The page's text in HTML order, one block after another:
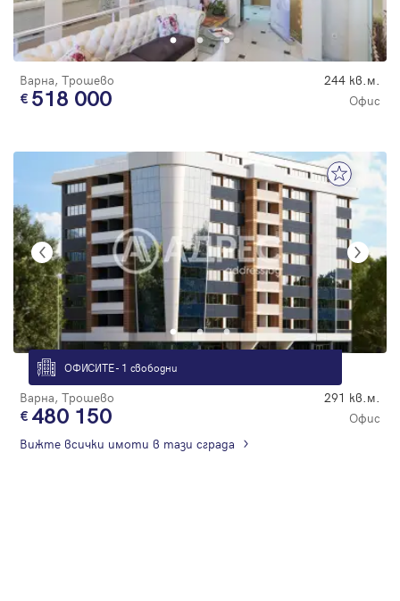
Варна, Трошево 244 кв.м.
518 000 Офис
ОФИСИТЕ - 1 свободни
Варна, Трошево 291 кв.м.
480 150
Офис
Вижте всички имоти в тази сграда
Парола
Забравена парола
Регистрация